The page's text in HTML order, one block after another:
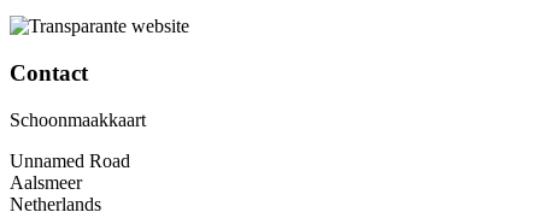
Contact
Schoonmaakkaart
Unnamed Road
Aalsmeer
Netherlands